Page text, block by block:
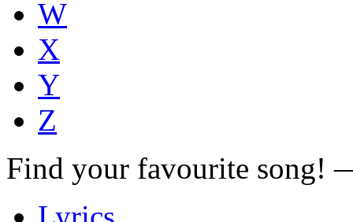
W
X
Y
Z
Find your favourite song!